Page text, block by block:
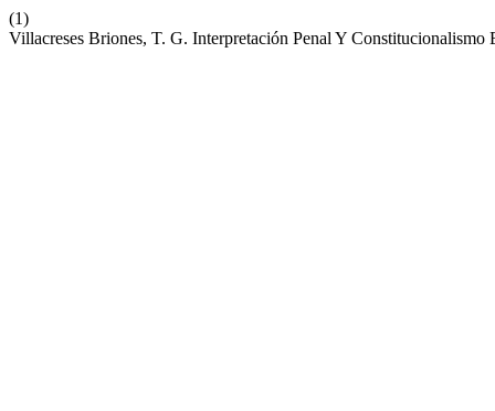
(1)
Villacreses Briones, T. G. Interpretación Penal Y Constitucionalismo